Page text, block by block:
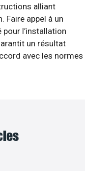
alliant
Faire appel à un
l’installation
un résultat
avec les normes